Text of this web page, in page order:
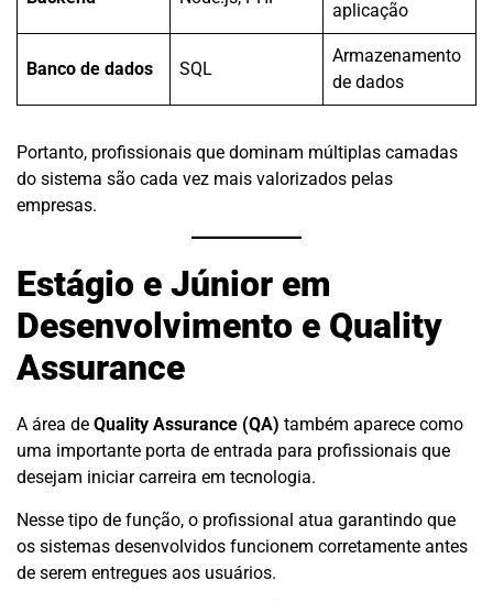
aplicação
Banco de dados SQL
Armazenamento
de dados
Portanto, profissionais que dominam múltiplas camadas
do sistema são cada vez mais valorizados pelas
empresas.
Estágio e Júnior em
Desenvolvimento e Quality
Assurance
A área de Quality Assurance (QA) também aparece como
uma importante porta de entrada para profissionais que
desejam iniciar carreira em tecnologia.
Nesse tipo de função, o profissional atua garantindo que
os sistemas desenvolvidos funcionem corretamente antes
de serem entregues aos usuários.